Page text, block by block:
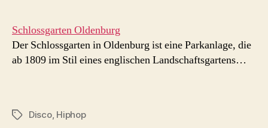
Schlossgarten Oldenburg
Der Schlossgarten in Oldenburg ist eine Parkanlage, die
ab 1809 im Stil eines englischen Landschaftsgartens…
Schlagwörter
Disco, Hiphop